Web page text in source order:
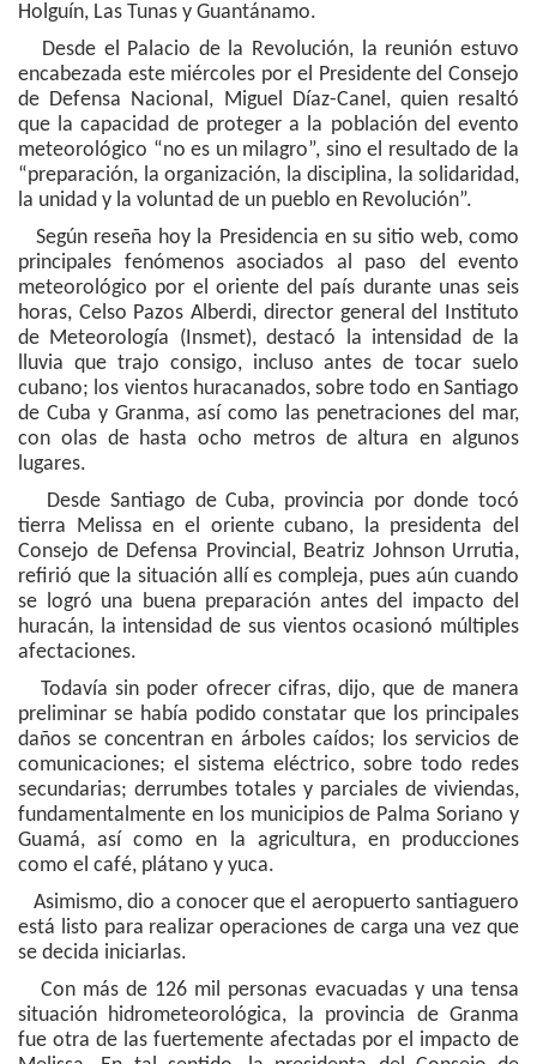
Holguín, Las Tunas y Guantánamo.
Desde el Palacio de la Revolución, la reunión estuvo
encabezada este miércoles por el Presidente del Consejo
de Defensa Nacional, Miguel Díaz-Canel, quien resaltó
que la capacidad de proteger a la población del evento
meteorológico “no es un milagro”, sino el resultado de la
“preparación, la organización, la disciplina, la solidaridad,
la unidad y la voluntad de un pueblo en Revolución”.
Según reseña hoy la Presidencia en su sitio web, como
principales fenómenos asociados al paso del evento
meteorológico por el oriente del país durante unas seis
horas, Celso Pazos Alberdi, director general del Instituto
de Meteorología (Insmet), destacó la intensidad de la
lluvia que trajo consigo, incluso antes de tocar suelo
cubano; los vientos huracanados, sobre todo en Santiago
de Cuba y Granma, así como las penetraciones del mar,
con olas de hasta ocho metros de altura en algunos
lugares.
Desde Santiago de Cuba, provincia por donde tocó
tierra Melissa en el oriente cubano, la presidenta del
Consejo de Defensa Provincial, Beatriz Johnson Urrutia,
refirió que la situación allí es compleja, pues aún cuando
se logró una buena preparación antes del impacto del
huracán, la intensidad de sus vientos ocasionó múltiples
afectaciones.
Todavía sin poder ofrecer cifras, dijo, que de manera
preliminar se había podido constatar que los principales
daños se concentran en árboles caídos; los servicios de
comunicaciones; el sistema eléctrico, sobre todo redes
secundarias; derrumbes totales y parciales de viviendas,
fundamentalmente en los municipios de Palma Soriano y
Guamá, así como en la agricultura, en producciones
como el café, plátano y yuca.
Asimismo, dio a conocer que el aeropuerto santiaguero
está listo para realizar operaciones de carga una vez que
se decida iniciarlas.
Con más de 126 mil personas evacuadas y una tensa
situación hidrometeorológica, la provincia de Granma
fue otra de las fuertemente afectadas por el impacto de